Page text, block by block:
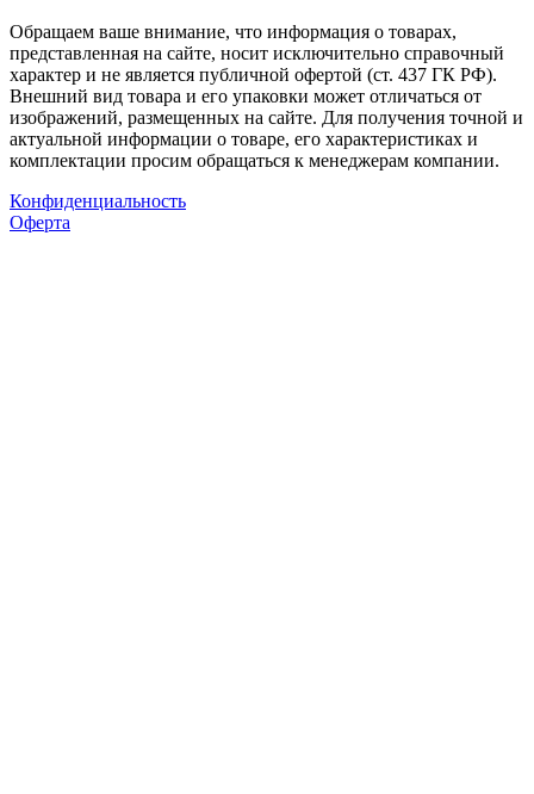
Обращаем ваше внимание, что информация о товарах,
представленная на сайте, носит исключительно справочный
характер и не является публичной офертой (ст. 437 ГК РФ).
Внешний вид товара и его упаковки может отличаться от
изображений, размещенных на сайте. Для получения точной и
актуальной информации о товаре, его характеристиках и
комплектации просим обращаться к менеджерам компании.
Конфиденциальность
Оферта